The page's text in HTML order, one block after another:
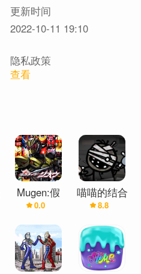
更新时间
2022-10-11 19:10
隐私政策
查看
Mugen:假
面骑士
0.0
喵喵的结合
Mewgenics
8.8